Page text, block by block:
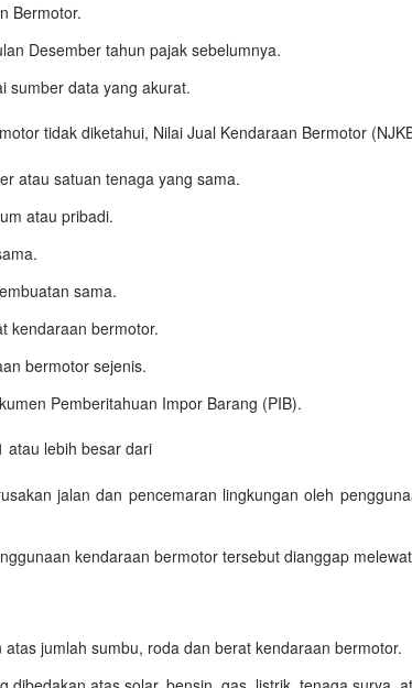
Bermotor.
Desember tahun pajak sebelumnya.
sumber data yang akurat.
tidak diketahui, Nilai Jual Kendaraan Bermotor
atau satuan tenaga yang sama.
atau pribadi.
sama.
kendaraan bermotor.
bermotor sejenis.
Pemberitahuan Impor Barang (PIB).
atau lebih besar dari
jalan dan pencemaran lingkungan oleh
kendaraan bermotor tersebut dianggap
jumlah sumbu, roda dan berat kendaraan bermotor.